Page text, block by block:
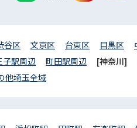
谷区 文京区 台東区 目黒区
子駅周辺 町田駅周辺 [神奈川]
他埼玉全域